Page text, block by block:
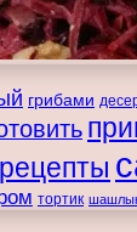
грибами
рецепты
тортик